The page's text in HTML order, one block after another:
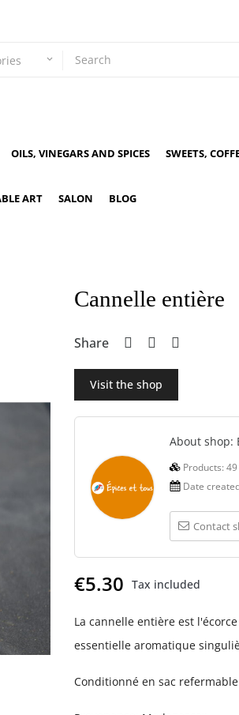
keyboard_arrow_down
OILS, VINEGARS AND SPICES SWEETS,
ART SALON BLOG
Cannelle entière
Share
Visit the shop
About shop:
Products: 49
Date
Contact
€5.30 Tax included
La cannelle entière est
essentielle aromatique
Conditionné en sac